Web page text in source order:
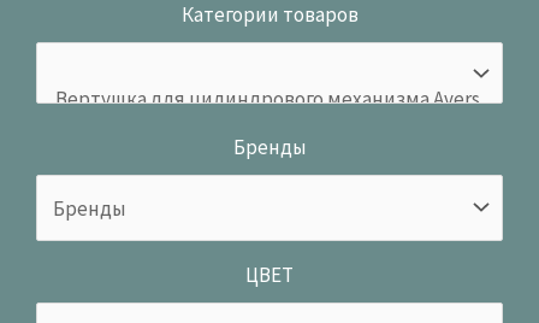
Категории товаров
Бренды
ЦВЕТ